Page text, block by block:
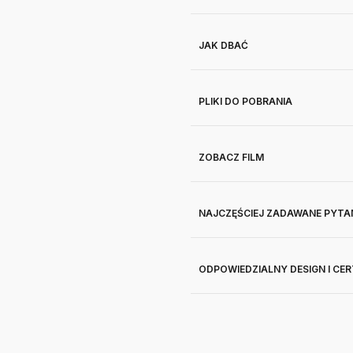
JAK DBAĆ
PLIKI DO POBRANIA
ZOBACZ FILM
NAJCZĘŚCIEJ ZADAWANE
ODPOWIEDZIALNY DESIGN I